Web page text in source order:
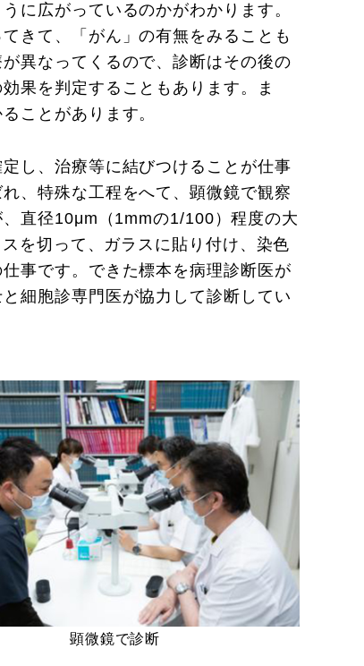
に広がっているのかがわかります。
きて、「がん」の有無をみることも
異なってくるので、診断はその後の
果を判定することもあります。ま
ことがあります。
し、治療等に結びつけることが仕事
、特殊な工程をへて、顕微鏡で観察
直径10μm（1mmの1/100）程度の大
を切って、ガラスに貼り付け、染色
事です。できた標本を病理診断医が
細胞診専門医が協力して診断してい
顕微鏡で診断